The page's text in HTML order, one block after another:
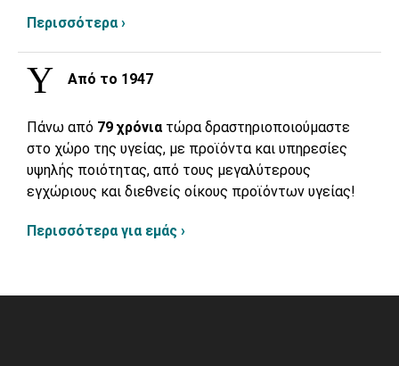
Περισσότερα ›
Από το 1947
Πάνω από 79 χρόνια τώρα δραστηριοποιούμαστε
στο χώρο της υγείας, με προϊόντα και υπηρεσίες
υψηλής ποιότητας, από τους μεγαλύτερους
εγχώριους και διεθνείς οίκους προϊόντων υγείας!
Περισσότερα για εμάς ›